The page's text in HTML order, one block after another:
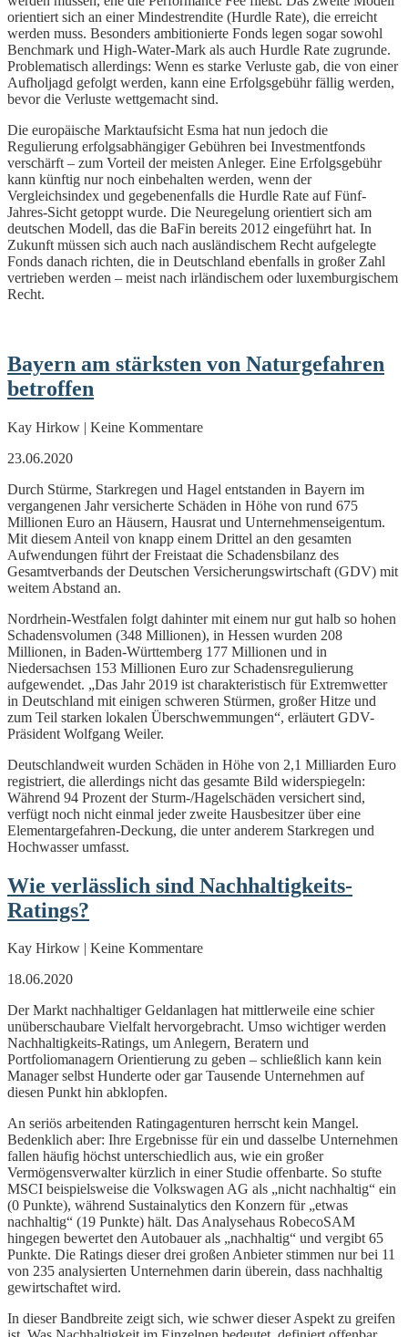
orientiert sich an einer Mindestrendite (Hurdle Rate), die erreicht
werden muss. Besonders ambitionierte Fonds legen sogar sowohl
Benchmark und High-Water-Mark als auch Hurdle Rate zugrunde.
Problematisch allerdings: Wenn es starke Verluste gab, die von einer
Aufholjagd gefolgt werden, kann eine Erfolgsgebühr fällig werden,
bevor die Verluste wettgemacht sind.
Die europäische Marktaufsicht Esma hat nun jedoch die
Regulierung erfolgsabhängiger Gebühren bei Investmentfonds
verschärft – zum Vorteil der meisten Anleger. Eine Erfolgsgebühr
kann künftig nur noch einbehalten werden, wenn der
Vergleichsindex und gegebenenfalls die Hurdle Rate auf Fünf-
Jahres-Sicht getoppt wurde. Die Neuregelung orientiert sich am
deutschen Modell, das die BaFin bereits 2012 eingeführt hat. In
Zukunft müssen sich auch nach ausländischem Recht aufgelegte
Fonds danach richten, die in Deutschland ebenfalls in großer Zahl
vertrieben werden – meist nach irländischem oder luxemburgischem
Recht.
Bayern am stärksten von Naturgefahren
betroffen
Kay Hirkow | Keine Kommentare
23.06.2020
Durch Stürme, Starkregen und Hagel entstanden in Bayern im
vergangenen Jahr versicherte Schäden in Höhe von rund 675
Millionen Euro an Häusern, Hausrat und Unternehmenseigentum.
Mit diesem Anteil von knapp einem Drittel an den gesamten
Aufwendungen führt der Freistaat die Schadensbilanz des
Gesamtverbands der Deutschen Versicherungswirtschaft (GDV) mit
weitem Abstand an.
Nordrhein-Westfalen folgt dahinter mit einem nur gut halb so hohen
Schadensvolumen (348 Millionen), in Hessen wurden 208
Millionen, in Baden-Württemberg 177 Millionen und in
Niedersachsen 153 Millionen Euro zur Schadensregulierung
aufgewendet. „Das Jahr 2019 ist charakteristisch für Extremwetter
in Deutschland mit einigen schweren Stürmen, großer Hitze und
zum Teil starken lokalen Überschwemmungen“, erläutert GDV-
Präsident Wolfgang Weiler.
Deutschlandweit wurden Schäden in Höhe von 2,1 Milliarden Euro
registriert, die allerdings nicht das gesamte Bild widerspiegeln:
Während 94 Prozent der Sturm-/Hagelschäden versichert sind,
verfügt noch nicht einmal jeder zweite Hausbesitzer über eine
Elementargefahren-Deckung, die unter anderem Starkregen und
Hochwasser umfasst.
Wie verlässlich sind Nachhaltigkeits-
Ratings?
Kay Hirkow | Keine Kommentare
18.06.2020
Der Markt nachhaltiger Geldanlagen hat mittlerweile eine schier
unüberschaubare Vielfalt hervorgebracht. Umso wichtiger werden
Nachhaltigkeits-Ratings, um Anlegern, Beratern und
Portfoliomanagern Orientierung zu geben – schließlich kann kein
Manager selbst Hunderte oder gar Tausende Unternehmen auf
diesen Punkt hin abklopfen.
An seriös arbeitenden Ratingagenturen herrscht kein Mangel.
Bedenklich aber: Ihre Ergebnisse für ein und dasselbe Unternehmen
fallen häufig höchst unterschiedlich aus, wie ein großer
Vermögensverwalter kürzlich in einer Studie offenbarte. So stufte
MSCI beispielsweise die Volkswagen AG als „nicht nachhaltig“ ein
(0 Punkte), während Sustainalytics den Konzern für „etwas
nachhaltig“ (19 Punkte) hält. Das Analysehaus RobecoSAM
hingegen bewertet den Autobauer als „nachhaltig“ und vergibt 65
Punkte. Die Ratings dieser drei großen Anbieter stimmen nur bei 11
von 235 analysierten Unternehmen darin überein, dass nachhaltig
gewirtschaftet wird.
In dieser Bandbreite zeigt sich, wie schwer dieser Aspekt zu greifen